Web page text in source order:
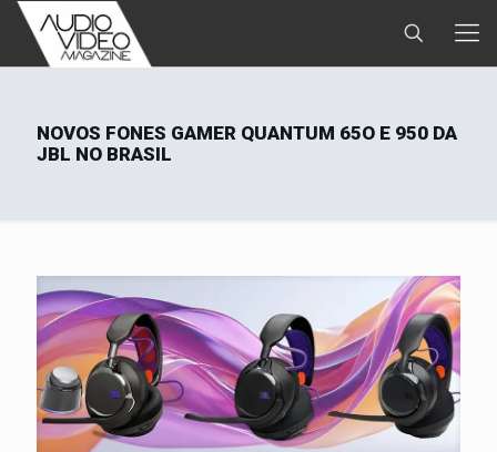
NOVOS FONES GAMER QUANTUM 65O E 950 DA
JBL NO BRASIL